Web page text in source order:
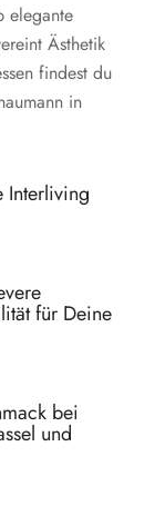
elegante
Ästhetik
findest du
in
Interliving
für Deine
bei
und